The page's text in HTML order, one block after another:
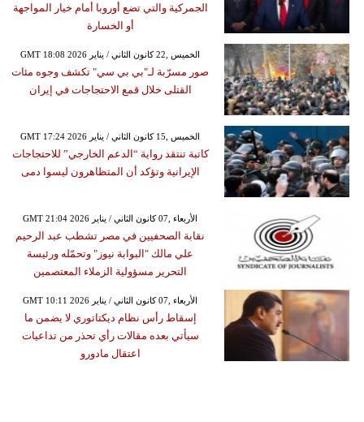
الجمركية والتي تضع أوروبا أمام خيار المواجهة
أو الخسارة
GMT 18:08 2026 الخميس ,22 كانون الثاني / يناير
صور مسرّبة لـ"بي بي سي" تكشف وجوه مئات
القتلى خلال قمع الاحتجاجات في إيران
GMT 17:24 2026 الخميس ,15 كانون الثاني / يناير
كاتبة تنتقد رواية “الدعم الخارجي” للاحتجاجات
الإيرانية وتؤكد أن المتظاهرون ليسوا دمى
GMT 21:04 2026 الأربعاء ,07 كانون الثاني / يناير
نقابة الصحفيين في مصر تشطب عبد الرحيم
علي مالك "البوابة نيوز" وتحمّله ورئيسة
التحرير مسؤولية الزملاء المعتصمين
GMT 10:11 2026 الأربعاء ,07 كانون الثاني / يناير
إسقاط رأس نظام ديكتاتوري لا يضمن ما
سيأتي بعده مقالات رأي تحذر من تداعيات
اعتقال مادورو